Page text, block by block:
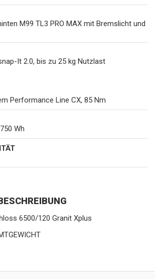
M99 TL3 PRO MAX mit Bremslicht und
It 2.0, bis zu 25 kg Nutzlast
Performance Line CX, 85 Nm
Wh
6500/120 Granit Xplus